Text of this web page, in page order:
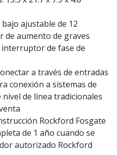
ajustable de 12
de aumento de graves
de fase de
a través de entradas
conexión a sistemas de
de línea tradicionales
Rockford Fosgate
de 1 año cuando se
autorizado Rockford